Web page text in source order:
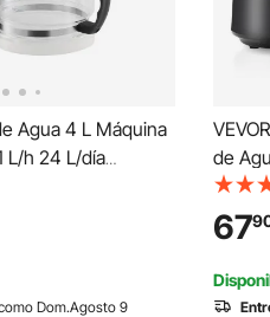
Agua 4 L Máquina
L/h 24 L/día
de Agua Interior
Grado
para Purificar
Dom.Agosto 9
de Agua
de
Negro
67